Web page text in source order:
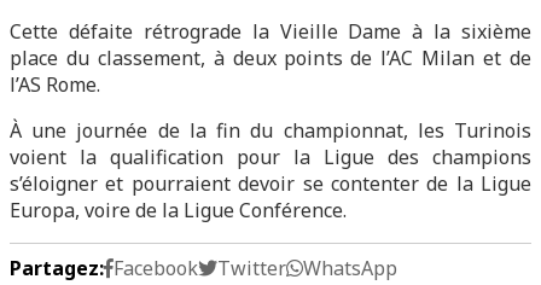
Cette défaite rétrograde la Vieille Dame à la sixième
place du classement, à deux points de l’AC Milan et de
l’AS Rome.
À une journée de la fin du championnat, les Turinois
voient la qualification pour la Ligue des champions
s’éloigner et pourraient devoir se contenter de la Ligue
Europa, voire de la Ligue Conférence.
Partagez: Facebook Twitter WhatsApp